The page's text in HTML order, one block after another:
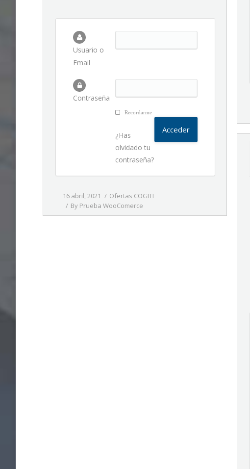
Usuario o
Email
Contraseña
Recordarme
¿Has
olvidado tu
contraseña?
16 abril, 2021
Ofertas COGITI
By Prueba WooComerce